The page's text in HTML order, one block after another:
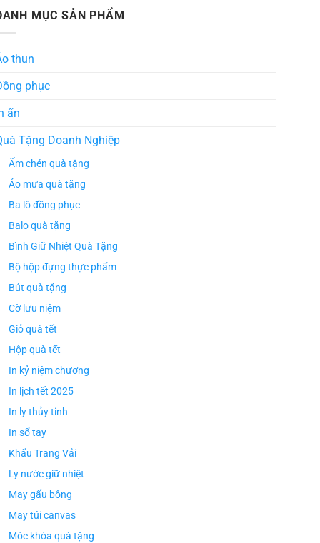
MỤC SẢN PHẨM
thun
phục
ấn
Tặng Doanh Nghiệp
Ấm chén quà tặng
Áo mưa quà tặng
Ba lô đồng phục
Balo quà tặng
Bình Giữ Nhiệt Quà Tặng
Bộ hộp đựng thực phẩm
Bút quà tặng
Cờ lưu niệm
Giỏ quà tết
Hộp quà tết
In kỷ niệm chương
In lịch tết 2025
In ly thủy tinh
In sổ tay
Khẩu Trang Vải
Ly nước giữ nhiệt
May gấu bông
May túi canvas
Móc khóa quà tặng